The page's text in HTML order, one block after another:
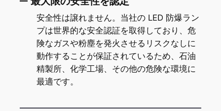
安全性は譲れません。当社の LED 防爆ラン
プは世界的な安全認証を取得しており、危
険なガスや粉塵を発火させるリスクなしに
動作することが保証されているため、石油
精製所、化学工場、その他の危険な環境に
最適です。